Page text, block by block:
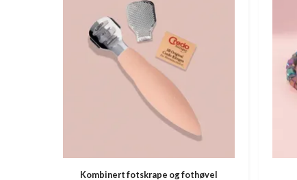
Kombinert fotskrape og fothøvel